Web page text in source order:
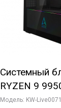
Системный
RYZEN 9
ОЗУ/ Palit
Модель: KW-Live0071